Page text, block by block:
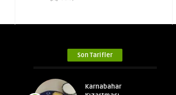
Son Tarifler
Karnabahar